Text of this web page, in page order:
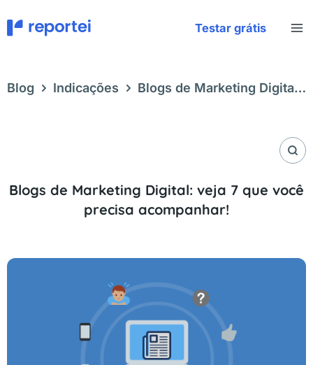
para
Testar grátis
Blog Indicações
Blogs de Marketing Digital:
Blogs de Marketing Digital: veja 7 que você
precisa acompanhar!